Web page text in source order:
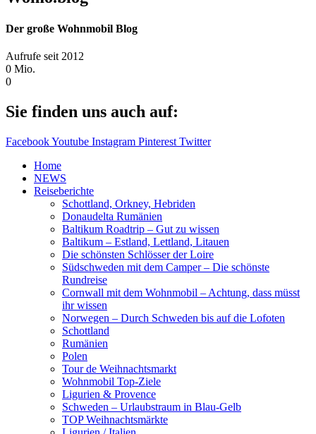
Der große Wohnmobil Blog​
Aufrufe seit 2012
0 Mio.
0
Sie finden uns auch auf:
FacebookYoutube Instagram Pinterest Twitter
Home
NEWS
Reiseberichte
Schottland, Orkney, Hebriden
Donaudelta Rumänien
Baltikum Roadtrip – Gut zu wissen
Baltikum – Estland, Lettland, Litauen
Die schönsten Schlösser der Loire
Südschweden mit dem Camper – Die schönste
Rundreise
Cornwall mit dem Wohnmobil – Achtung, dass müsst
ihr wissen
Norwegen – Durch Schweden bis auf die Lofoten
Schottland
Rumänien
Polen
Tour de Weihnachtsmarkt
Wohnmobil Top-Ziele
Ligurien & Provence
Schweden – Urlaubstraum in Blau-Gelb
TOP Weihnachtsmärkte